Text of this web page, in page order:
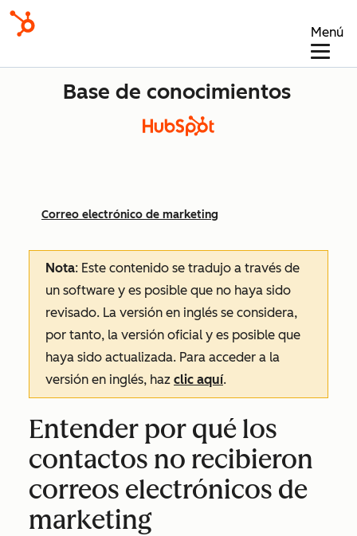
Menú
Base de conocimientos
Correo electrónico de marketing
Nota: Este contenido se tradujo a través de
un software y es posible que no haya sido
revisado. La versión en inglés se considera,
por tanto, la versión oficial y es posible que
haya sido actualizada. Para acceder a la
versión en inglés, haz clic aquí.
Entender por qué los
contactos no recibieron
correos electrónicos de
marketing